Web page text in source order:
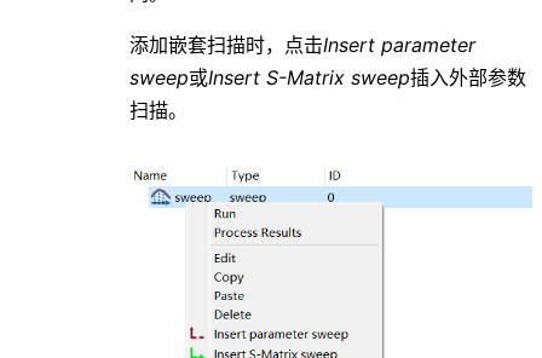
添加嵌套扫描时，点击Insert parameter
sweep或Insert S-Matrix sweep插入外部参数
扫描。